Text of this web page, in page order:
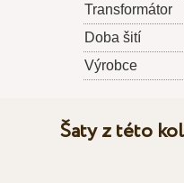
Transformátor
Doba šití
Výrobce
Šaty z této